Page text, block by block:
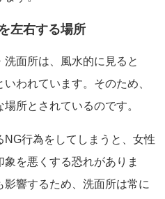
左右する場所
面所は、風水的に見ると
われています。そのため、
所とされているのです。
NG行為をしてしまうと、女性
を悪くする恐れがありま
響するため、洗面所は常に